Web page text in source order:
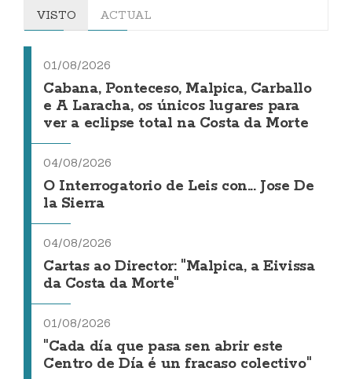
VISTO ACTUAL
01/08/2026
Cabana, Ponteceso, Malpica, Carballo
e A Laracha, os únicos lugares para
ver a eclipse total na Costa da Morte
04/08/2026
O Interrogatorio de Leis con... Jose De
la Sierra
04/08/2026
Cartas ao Director: "Malpica, a Eivissa
da Costa da Morte"
01/08/2026
"Cada día que pasa sen abrir este
Centro de Día é un fracaso colectivo"